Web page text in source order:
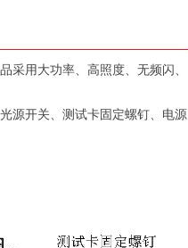
采用大功率、高照度、无频闪、
源开关、测试卡固定螺钉、电源